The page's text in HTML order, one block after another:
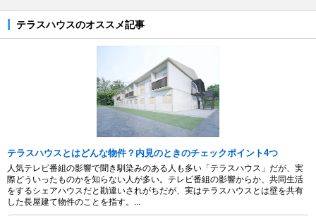
テラスハウスのオススメ記事
テラスハウスとはどんな物件？内見のときのチェックポイント4つ
人気テレビ番組の影響で聞き馴染みのある人も多い「テラスハウス」だが、実
際どういったものかを知らない人が多い。テレビ番組の影響からか、共同生活
をするシェアハウスだと勘違いされがちだが、実はテラスハウスとは壁を共有
した長屋建て物件のことを指す。...